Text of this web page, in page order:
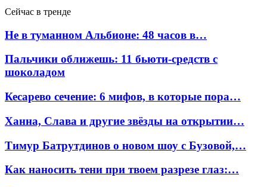
Сейчас в тренде
Не в туманном Альбионе: 48 часов в…
Пальчики оближешь: 11 бьюти-средств с
шоколадом
Кесарево сечение: 6 мифов, в которые пора…
Ханна, Слава и другие звёзды на открытии…
Тимур Батрутдинов о новом шоу с Бузовой,…
Как наносить тени при твоем разрезе глаз:…